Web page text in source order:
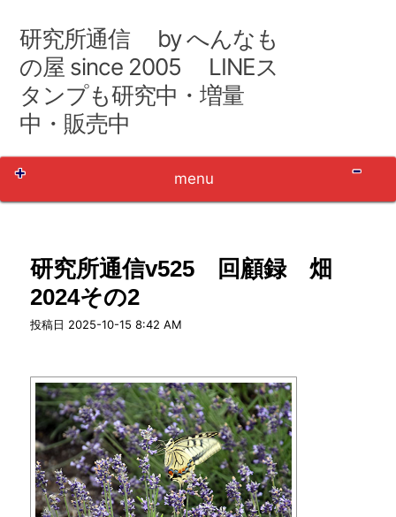
テ
ン
ツ
へ
研究所通信 by へんなも
の屋 since 2005 LINEス
タンプも研究中・増量
中・販売中
menu
研究所通信v525 回顧録 畑
2024その2
投稿日 2025-10-15 8:42 AM